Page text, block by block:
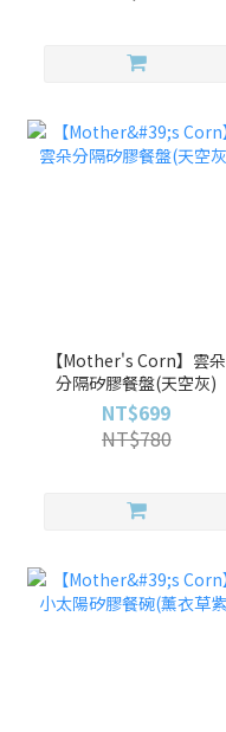
【Mother's Corn】雲朵
分隔矽膠餐盤(天空灰)
NT$699
NT$780